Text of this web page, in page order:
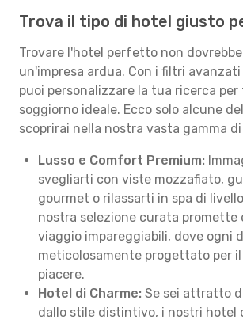
Trova il tipo di hotel giusto
Trovare l'hotel perfetto non
un'impresa ardua. Con i filtri avanzati
puoi personalizzare la tua ricerca per
soggiorno ideale. Ecco solo alcune
scoprirai nella nostra vasta gamma
Lusso e Comfort Premium:
svegliarti con viste mozzafiato,
gourmet o rilassarti in spa di
nostra selezione curata promette
viaggio impareggiabili, dove ogni
meticolosamente progettato per
piacere.
Hotel di Charme: Se sei attratto
dallo stile distintivo, i nostri hotel